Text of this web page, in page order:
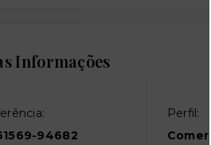
Informações
94682
Perfil: